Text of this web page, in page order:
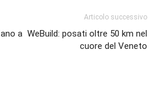
a
Articolo successivo
WeBuild: posati oltre 50 km nel
cuore del Veneto